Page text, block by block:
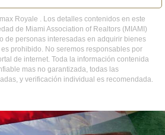
Royale . Los detalles contenidos en este
de Miami Association of Realtors (MIAMI)
de personas interesadas en adquirir bienes
prohibido. No seremos responsables por
de internet. Toda la información contenida
mas no garantizada, todas las
y verificación individual es recomendada.